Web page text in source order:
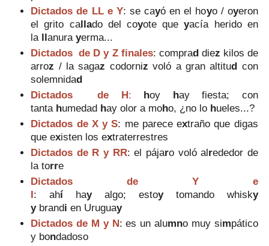
Dictados de LL e Y: se cayó en el hoyo /oyeron
el grito callado del coyote queyacía herido en
la llanurayerma...
Dictados de D y Z finales: compraddiez kilos de
arroz / la sagaz codorniz voló a gran altitud con
solemnidad
Dictados de H: hoy hay fiesta; con
tanta humedad hay olor a moho, ¿no lo hueles...?
Dictados de X y S: me parece extraño que digas
que existen los extraterrestres
Dictados de R y RR: el pájaro voló alrededor de
la torre
Dictados de Y e
:ahí hayalgo; estoy tomando whisky
y brandi en Uruguay
Dictados de M y N :es un alumno muy simpático
y bondadoso